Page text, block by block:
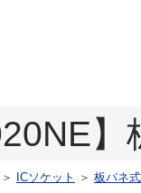
＞ ICソケット ＞ 板バネ